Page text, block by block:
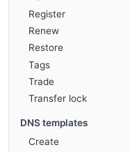
Register
Renew
Restore
Tags
Trade
Transfer lock
DNS templates
Create